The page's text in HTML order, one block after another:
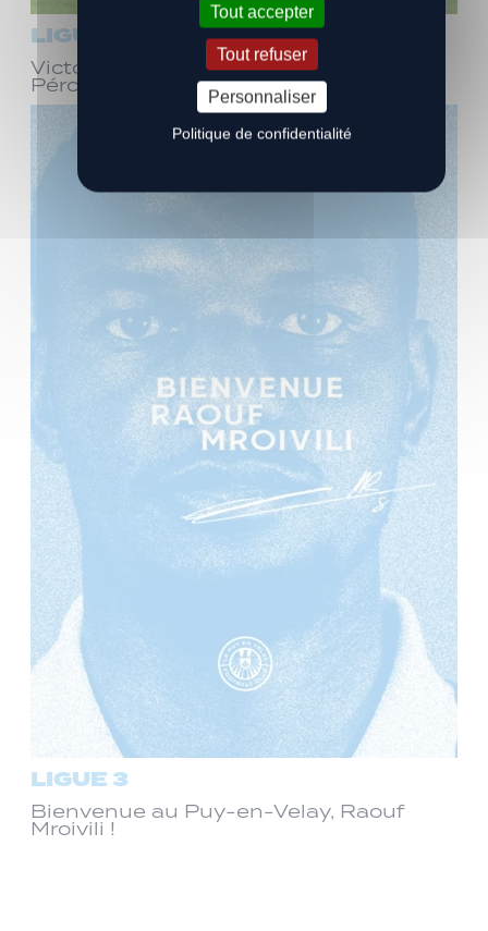
LIGUE 3
Victoire face à Bourg-en-Bresse
Péronnas (1-0)
LIGUE 3
Bienvenue au Puy-en-Velay, Raouf
Mroivili !
Tout accepter
Tout refuser
Personnaliser
Politique de confidentialité